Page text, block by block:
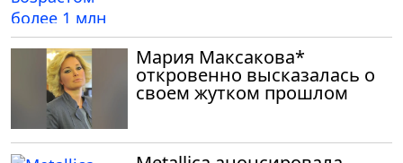
Мария Максакова*
откровенно высказалась о
своем жутком прошлом